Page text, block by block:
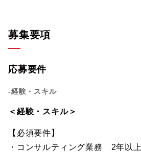
募集要項
応募要件
-経験・スキル
＜経験・スキル＞
【必須要件】
・コンサルティング業務 2年以上